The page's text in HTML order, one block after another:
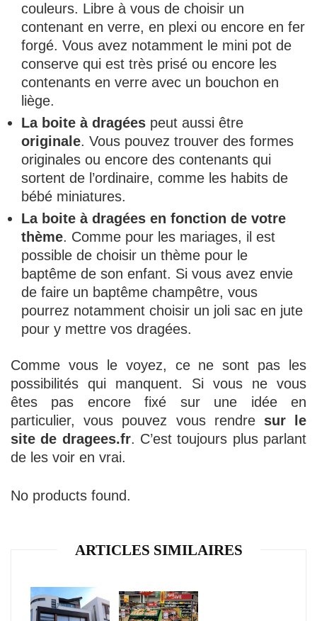
couleurs. Libre à vous de choisir un
contenant en verre, en plexi ou encore en fer
forgé. Vous avez notamment le mini pot de
conserve qui est très prisé ou encore les
contenants en verre avec un bouchon en
liège.
La boite à dragées peut aussi être
originale. Vous pouvez trouver des formes
originales ou encore des contenants qui
sortent de l’ordinaire, comme les habits de
bébé miniatures.
La boite à dragées en fonction de votre
thème. Comme pour les mariages, il est
possible de choisir un thème pour le
baptême de son enfant. Si vous avez envie
de faire un baptême champêtre, vous
pourrez notamment choisir un joli sac en jute
pour y mettre vos dragées.
Comme vous le voyez, ce ne sont pas les
possibilités qui manquent. Si vous ne vous
êtes pas encore fixé sur une idée en
particulier, vous pouvez vous rendre sur le
site de dragees.fr. C’est toujours plus parlant
de les voir en vrai.
No products found.
ARTICLES SIMILAIRES